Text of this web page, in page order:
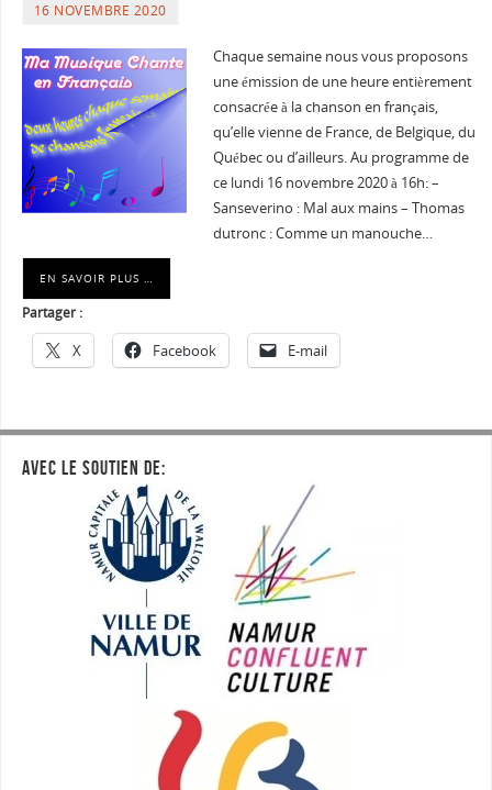
16 NOVEMBRE 2020
Chaque semaine nous vous proposons
une émission de une heure entièrement
consacrée à la chanson en français,
qu’elle vienne de France, de Belgique, du
Québec ou d’ailleurs. Au programme de
ce lundi 16 novembre 2020 à 16h: –
Sanseverino : Mal aux mains – Thomas
dutronc : Comme un manouche…
EN SAVOIR PLUS …
Partager :
X Facebook E-mail
AVEC LE SOUTIEN DE: